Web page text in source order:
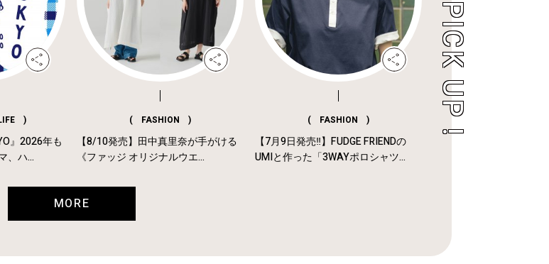
)
』2026年も
、ハ...
( FASHION )
【8/10発売】田中真里奈が手がける
《ファッジ オリジナルウエ...
( FASHION )
【7月9日発売‼︎】FUDGE FRIENDの
UMIと作った「3WAYポロシャツ...
MORE